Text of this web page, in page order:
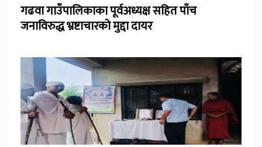
गढवा गाउँपालिकाका पूर्वअध्यक्ष सहित पाँच
जनाविरुद्ध भ्रष्टाचारको मुद्दा दायर